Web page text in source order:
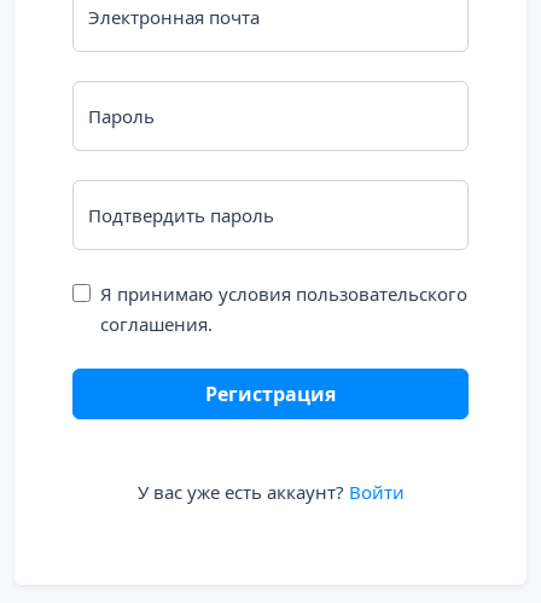
Электронная почта
Пароль
Подтвердить пароль
Я принимаю условия пользовательского
соглашения.
Регистрация
У вас уже есть аккаунт? Войти